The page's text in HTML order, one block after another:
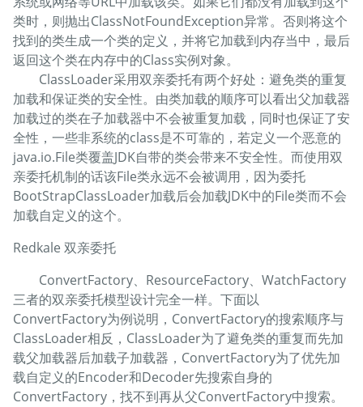
类时，则抛出ClassNotFoundException异常。否则将这个
找到的类生成一个类的定义，并将它加载到内存当中，最后
返回这个类在内存中的Class实例对象。
ClassLoader采用双亲委托有两个好处：避免类的重复
加载和保证类的安全性。由类加载的顺序可以看出父加载器
加载过的类在子加载器中不会被重复加载，同时也保证了安
全性，一些非系统的class是不可靠的，若定义一个恶意的
java.io.File类覆盖JDK自带的类会带来不安全性。而使用双
亲委托机制的话该File类永远不会被调用，因为委托
BootStrapClassLoader加载后会加载JDK中的File类而不会
加载自定义的这个。
Redkale 双亲委托
ConvertFactory、ResourceFactory、WatchFactory
三者的双亲委托模型设计完全一样。下面以
ConvertFactory为例说明，ConvertFactory的搜索顺序与
ClassLoader相反，ClassLoader为了避免类的重复而先加
载父加载器后加载子加载器，ConvertFactory为了优先加
载自定义的Encoder和Decoder先搜索自身的
ConvertFactory，找不到再从父ConvertFactory中搜索。